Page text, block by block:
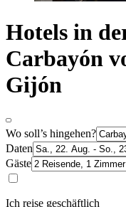
Hotels in
Carbayón
Gijón
Wo soll’s hingehen?
Daten
Gäste
Ich reise geschäftlich